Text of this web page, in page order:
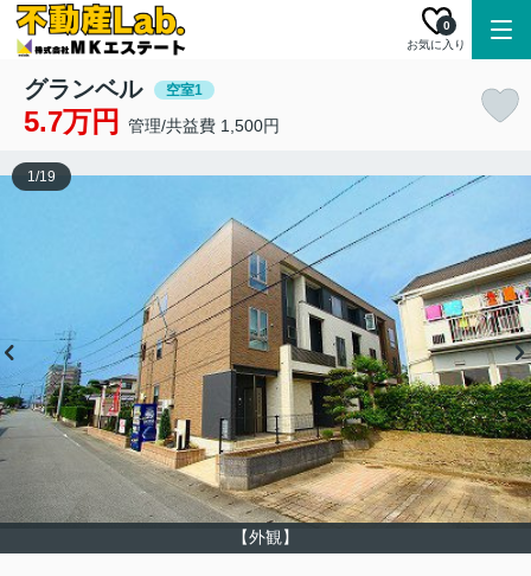
お気に入り
0
グランベル 空室1
5.7万円 管理/共益費 1,500円
【外観】
1/19